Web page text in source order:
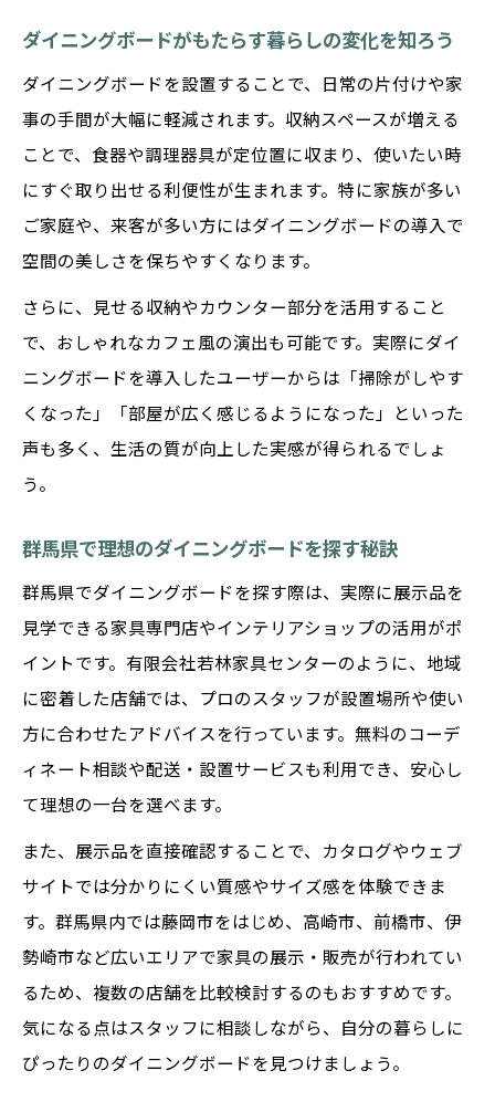
ダイニングボードを店舗で選ぶ際のコツ
長く愛用するための選定ポイントを解説
ダイニングボードを長く使うための耐久性
チェック
選び方次第で変わるダイニングボードの満
足度
ダイニングボード選定時に重視したい機能
性
長期間愛用できるダイニングボードの特徴
ダイニングボードのメンテナンス方法と注
意点
ダイニングボードがもたらす暮らしの変化を知ろう
ダイニングボードを設置することで、日常の片付けや家
事の手間が大幅に軽減されます。収納スペースが増える
ことで、食器や調理器具が定位置に収まり、使いたい時
にすぐ取り出せる利便性が生まれます。特に家族が多い
ご家庭や、来客が多い方にはダイニングボードの導入で
空間の美しさを保ちやすくなります。
さらに、見せる収納やカウンター部分を活用すること
で、おしゃれなカフェ風の演出も可能です。実際にダイ
ニングボードを導入したユーザーからは「掃除がしやす
くなった」「部屋が広く感じるようになった」といった
声も多く、生活の質が向上した実感が得られるでしょ
う。
群馬県で理想のダイニングボードを探す秘訣
群馬県でダイニングボードを探す際は、実際に展示品を
見学できる家具専門店やインテリアショップの活用がポ
イントです。有限会社若林家具センターのように、地域
に密着した店舗では、プロのスタッフが設置場所や使い
方に合わせたアドバイスを行っています。無料のコーデ
ィネート相談や配送・設置サービスも利用でき、安心し
て理想の一台を選べます。
また、展示品を直接確認することで、カタログやウェブ
サイトでは分かりにくい質感やサイズ感を体験できま
す。群馬県内では藤岡市をはじめ、高崎市、前橋市、伊
勢崎市など広いエリアで家具の展示・販売が行われてい
るため、複数の店舗を比較検討するのもおすすめです。
気になる点はスタッフに相談しながら、自分の暮らしに
ぴったりのダイニングボードを見つけましょう。